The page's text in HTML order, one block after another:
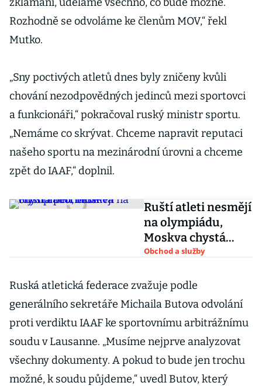
Rozhodně se odvoláme ke členům MOV,“ řekl
Mutko.
„Sny poctivých atletů dnes byly zničeny kvůli
chování nezodpovědných jedinců mezi sportovci
a funkcionáři,“ pokračoval ruský ministr sportu.
„Nemáme co skrývat. Chceme napravit reputaci
našeho sportu na mezinárodní úrovni a chceme
zpět do IAAF,“ doplnil.
Ruští atleti nesmějí
na olympiádu,
Moskva chystá
protiútok
Obchod a služby
Ruská atletická federace zvažuje podle
generálního sekretáře Michaila Butova odvolání
proti verdiktu IAAF ke sportovnímu arbitrážnímu
soudu v Lausanne. „Musíme nejprve analyzovat
všechny dokumenty. A pokud to bude jen trochu
možné, k soudu půjdeme,“ uvedl Butov, který